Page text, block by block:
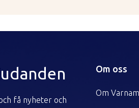
få nyheter och
Om oss
Om